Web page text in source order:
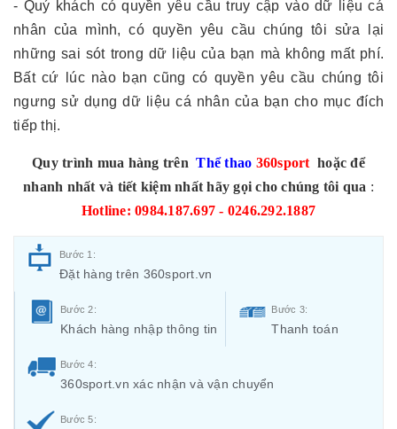
- Quý khách có quyền yêu cầu truy cập vào dữ liệu cá
nhân của mình, có quyền yêu cầu chúng tôi sửa lại
những sai sót trong dữ liệu của bạn mà không mất phí.
Bất cứ lúc nào bạn cũng có quyền yêu cầu chúng tôi
ngưng sử dụng dữ liệu cá nhân của bạn cho mục đích
tiếp thị.
Quy trình mua hàng trên Thể thao 360sport hoặc để
nhanh nhất và tiết kiệm nhất hãy gọi cho chúng tôi qua :
Hotline: 0984.187.697 - 0246.292.1887
Bước 1:
Đặt hàng trên 360sport.vn
Bước 2:
Khách hàng nhập thông tin
Bước 3:
Thanh toán
Bước 4:
360sport.vn xác nhận và vận chuyển
Bước 5: